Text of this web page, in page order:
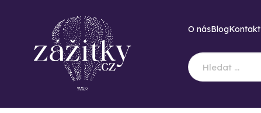
O násBlogKontakt